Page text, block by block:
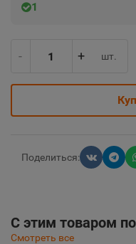
1
- + шт.
Поделиться:
С этим товаром
Смотреть все